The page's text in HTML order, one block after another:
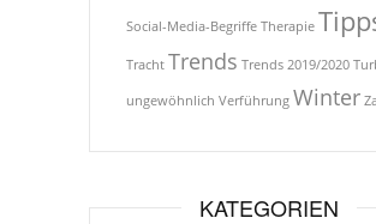
Social-Media-Begriffe Therapie
Tracht Trends Trends 2019/2020
ungewöhnlich Verführung Winter
KATEGORIEN